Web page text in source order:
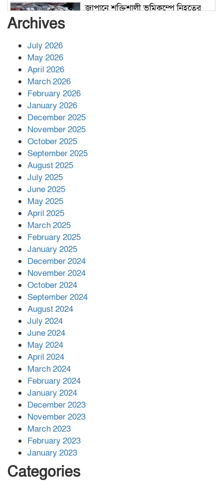
জাপানে শক্তিশালী ভূমিকম্পে নিহতের
পর ফোন তারেক রহমানের,গ্যাস সঙ্কট
সহায়তা দিলেন সাচিং প্রু জেরী
Archives
July 2026
May 2026
April 2026
March 2026
February 2026
January 2026
December 2025
November 2025
October 2025
September 2025
August 2025
July 2025
June 2025
May 2025
April 2025
March 2025
February 2025
January 2025
December 2024
November 2024
October 2024
September 2024
August 2024
July 2024
June 2024
May 2024
April 2024
March 2024
February 2024
January 2024
December 2023
November 2023
March 2023
February 2023
January 2023
Categories